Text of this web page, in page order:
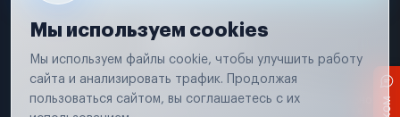
Условия использования
Удаление аккаунта
Вся информация, представленная на сайте, носит исключительно
Мы используем cookies
Мы используем файлы cookie, чтобы улучшить работу
сайта и анализировать трафик. Продолжая
пользоваться сайтом, вы соглашаетесь с их